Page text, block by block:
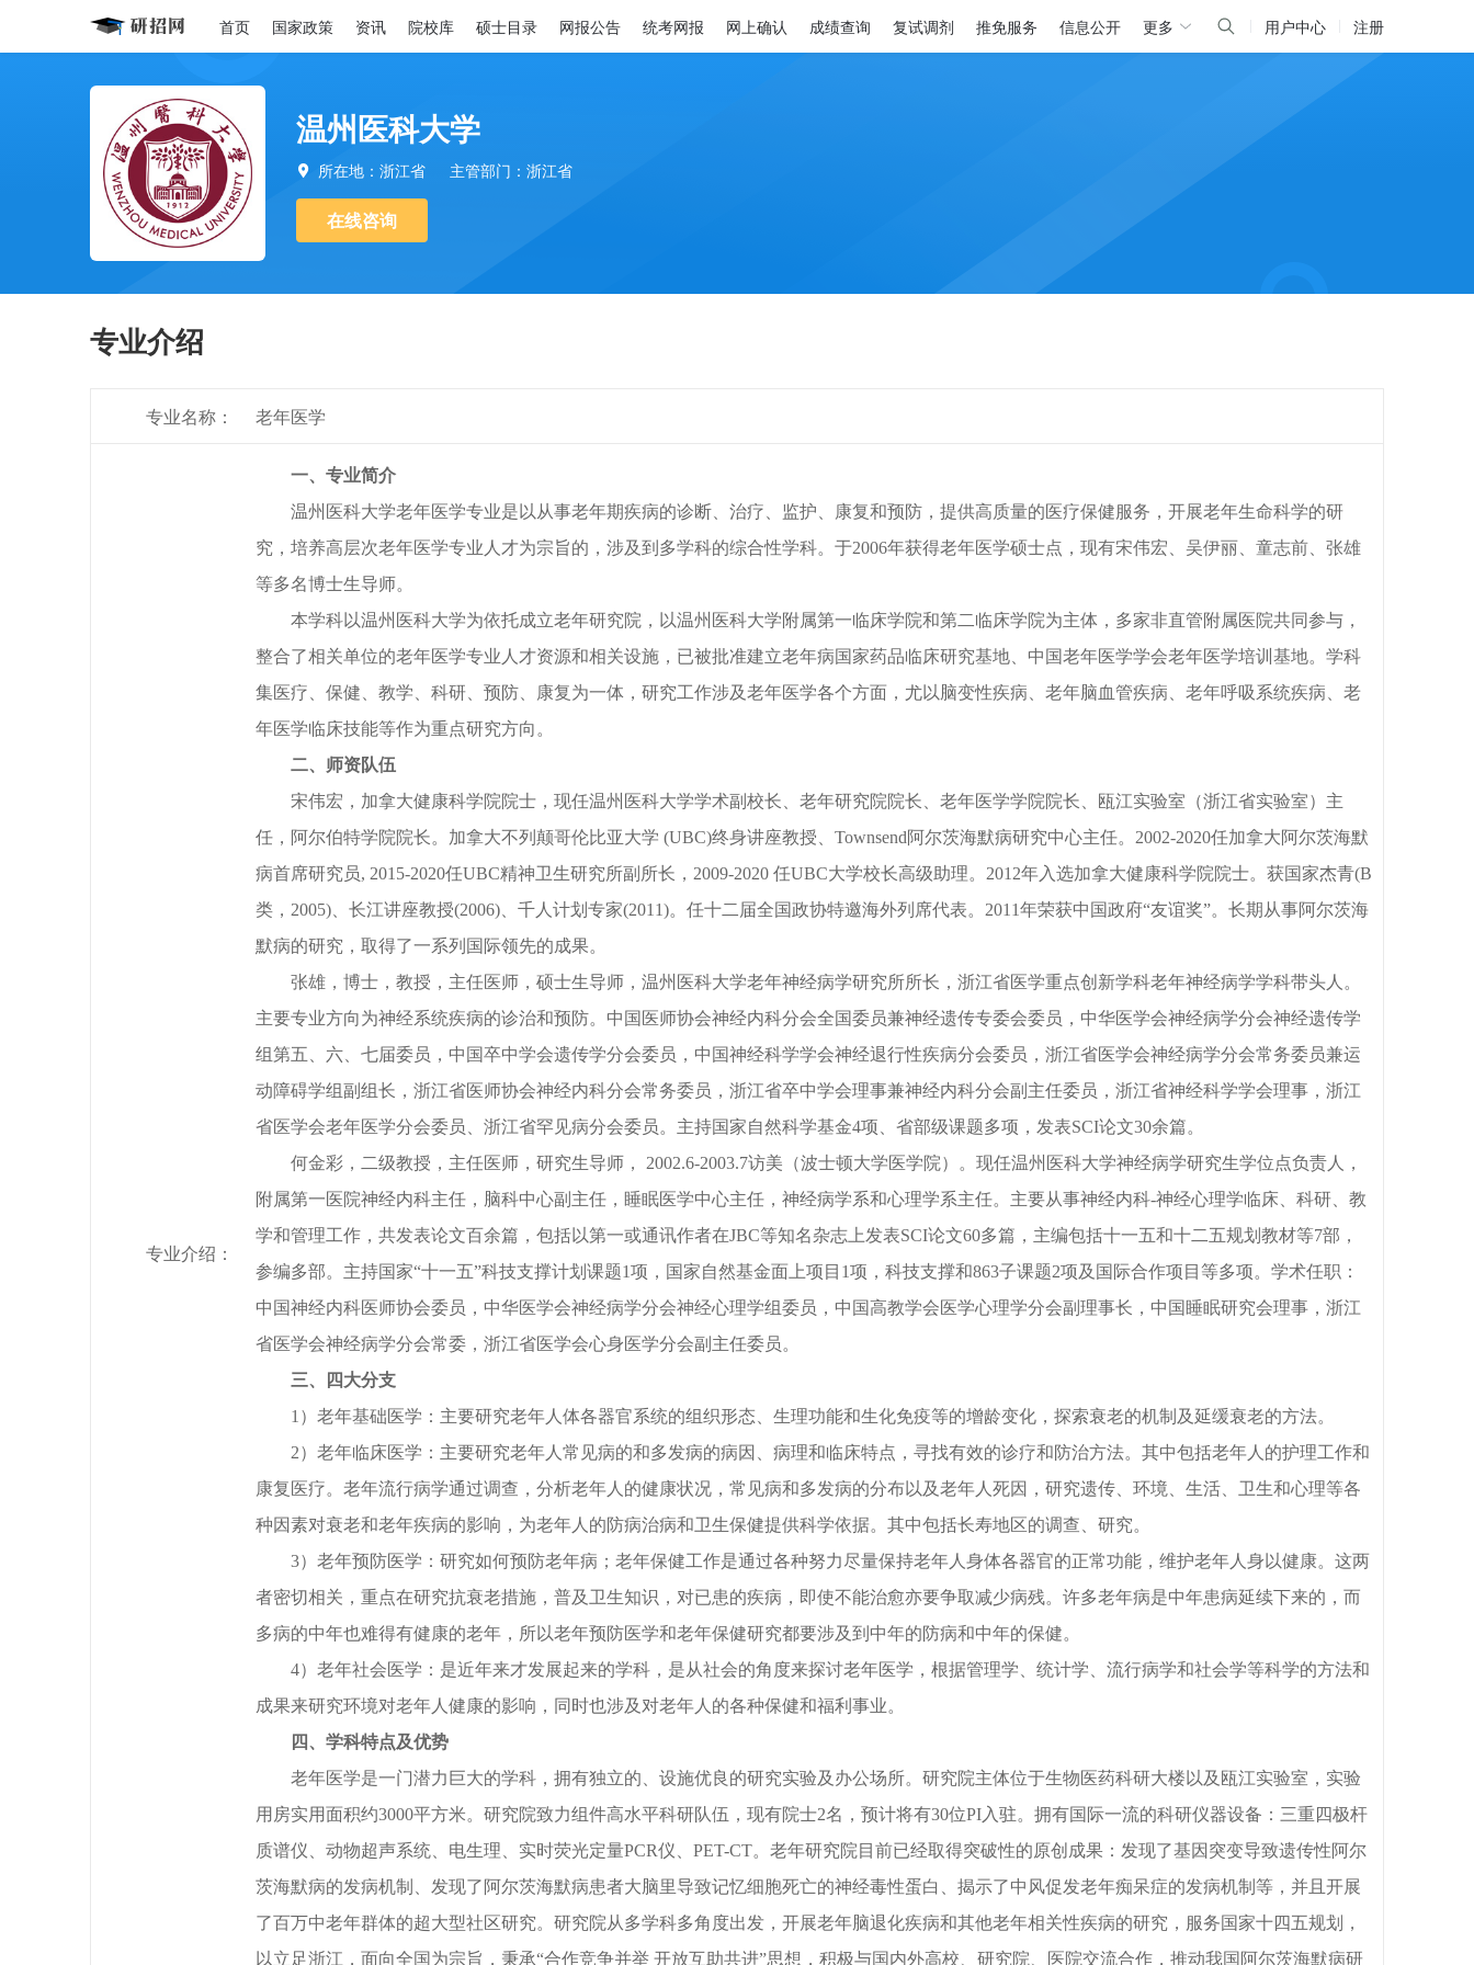
首页 国家政策 资讯 院校库 硕士目录 网报公告 统考网报 网上确认 成绩查询 复试调剂 推免服务 信息公开 更多 用户中心 注册
温州医科大学
 所在地：浙江省 主管部门：浙江省
在线咨询
专业介绍
专业名称： 老年医学
专业介绍：
一、专业简介
温州医科大学老年医学专业是以从事老年期疾病的诊断、治疗、监护、康复和预防，提供高质量的医疗保健服务，开展老年生命科学的研
究，培养高层次老年医学专业人才为宗旨的，涉及到多学科的综合性学科。于2006年获得老年医学硕士点，现有宋伟宏、吴伊丽、童志前、张雄
等多名博士生导师。
本学科以温州医科大学为依托成立老年研究院，以温州医科大学附属第一临床学院和第二临床学院为主体，多家非直管附属医院共同参与，
整合了相关单位的老年医学专业人才资源和相关设施，已被批准建立老年病国家药品临床研究基地、中国老年医学学会老年医学培训基地。学科
集医疗、保健、教学、科研、预防、康复为一体，研究工作涉及老年医学各个方面，尤以脑变性疾病、老年脑血管疾病、老年呼吸系统疾病、老
年医学临床技能等作为重点研究方向。
二、师资队伍
宋伟宏，加拿大健康科学院院士，现任温州医科大学学术副校长、老年研究院院长、老年医学学院院长、瓯江实验室（浙江省实验室）主
任，阿尔伯特学院院长。加拿大不列颠哥伦比亚大学 (UBC)终身讲座教授、Townsend阿尔茨海默病研究中心主任。2002-2020任加拿大阿尔茨海默
病首席研究员, 2015-2020任UBC精神卫生研究所副所长，2009-2020 任UBC大学校长高级助理。2012年入选加拿大健康科学院院士。获国家杰青(B
类，2005)、长江讲座教授(2006)、千人计划专家(2011)。任十二届全国政协特邀海外列席代表。2011年荣获中国政府“友谊奖”。长期从事阿尔茨海
默病的研究，取得了一系列国际领先的成果。
张雄，博士，教授，主任医师，硕士生导师，温州医科大学老年神经病学研究所所长，浙江省医学重点创新学科老年神经病学学科带头人。
主要专业方向为神经系统疾病的诊治和预防。中国医师协会神经内科分会全国委员兼神经遗传专委会委员，中华医学会神经病学分会神经遗传学
组第五、六、七届委员，中国卒中学会遗传学分会委员，中国神经科学学会神经退行性疾病分会委员，浙江省医学会神经病学分会常务委员兼运
动障碍学组副组长，浙江省医师协会神经内科分会常务委员，浙江省卒中学会理事兼神经内科分会副主任委员，浙江省神经科学学会理事，浙江
省医学会老年医学分会委员、浙江省罕见病分会委员。主持国家自然科学基金4项、省部级课题多项，发表SCI论文30余篇。
何金彩，二级教授，主任医师，研究生导师，
2002.6-2003.7访美（波士顿大学医学院）。现任温州医科大学神经病学研究生学位点负责人，
附属第一医院神经内科主任，脑科中心副主任，睡眠医学中心主任，神经病学系和心理学系主任。主要从事神经内科-神经心理学临床、科研、教
学和管理工作，共发表论文百余篇，包括以第一或通讯作者在JBC等知名杂志上发表SCI论文60多篇，主编包括十一五和十二五规划教材等7部，
参编多部。主持国家“十一五”科技支撑计划课题1项，国家自然基金面上项目1项，科技支撑和863子课题2项及国际合作项目等多项。学术任职：
中国神经内科医师协会委员，中华医学会神经病学分会神经心理学组委员，中国高教学会医学心理学分会副理事长，中国睡眠研究会理事，浙江
省医学会神经病学分会常委，浙江省医学会心身医学分会副主任委员。
三、四大分支
1）老年基础医学：主要研究老年人体各器官系统的组织形态、生理功能和生化免疫等的增龄变化，探索衰老的机制及延缓衰老的方法。
2）老年临床医学：主要研究老年人常见病的和多发病的病因、病理和临床特点，寻找有效的诊疗和防治方法。其中包括老年人的护理工作和
康复医疗。老年流行病学通过调查，分析老年人的健康状况，常见病和多发病的分布以及老年人死因，研究遗传、环境、生活、卫生和心理等各
种因素对衰老和老年疾病的影响，为老年人的防病治病和卫生保健提供科学依据。其中包括长寿地区的调查、研究。
3）老年预防医学：研究如何预防老年病；老年保健工作是通过各种努力尽量保持老年人身体各器官的正常功能，维护老年人身以健康。这两
者密切相关，重点在研究抗衰老措施，普及卫生知识，对已患的疾病，即使不能治愈亦要争取减少病残。许多老年病是中年患病延续下来的，而
多病的中年也难得有健康的老年，所以老年预防医学和老年保健研究都要涉及到中年的防病和中年的保健。
4）老年社会医学：是近年来才发展起来的学科，是从社会的角度来探讨老年医学，根据管理学、统计学、流行病学和社会学等科学的方法和
成果来研究环境对老年人健康的影响，同时也涉及对老年人的各种保健和福利事业。
四、学科特点及优势
老年医学是一门潜力巨大的学科，拥有独立的、设施优良的研究实验及办公场所。研究院主体位于生物医药科研大楼以及瓯江实验室，实验
用房实用面积约3000平方米。研究院致力组件高水平科研队伍，现有院士2名，预计将有30位PI入驻。拥有国际一流的科研仪器设备：三重四极杆
质谱仪、动物超声系统、电生理、实时荧光定量PCR仪、 PET-CT。老年研究院目前已经取得突破性的原创成果：发现了基因突变导致遗传性阿尔
茨海默病的发病机制、发现了阿尔茨海默病患者大脑里导致记忆细胞死亡的神经毒性蛋白、揭示了中风促发老年痴呆症的发病机制等，并且开展
了百万中老年群体的超大型社区研究。研究院从多学科多角度出发，开展老年脑退化疾病和其他老年相关性疾病的研究，服务国家十四五规划，
以立足浙江，面向全国为宗旨，秉承“合作竞争并举 开放互助共进”思想，积极与国内外高校、研究院、医院交流合作，推动我国阿尔茨海默病研